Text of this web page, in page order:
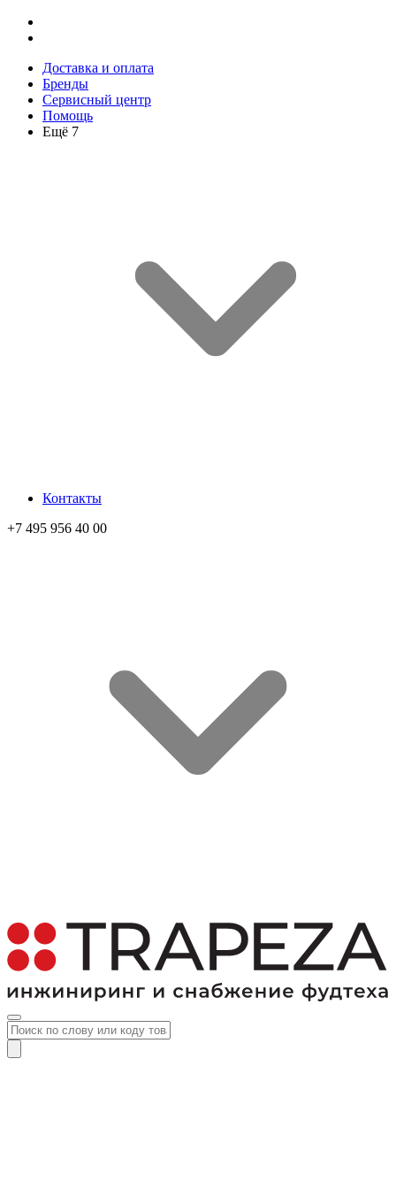
Доставка и оплата
Бренды
Сервисный центр
Помощь
Ещё 7
Контакты
+7 495 956 40 00